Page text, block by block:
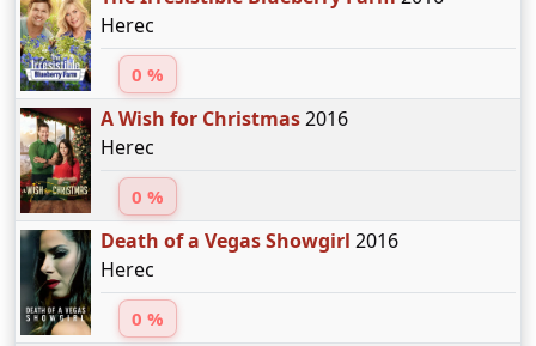
Herec
0 %
A Wish for Christmas2016
Herec
0 %
Death of a Vegas Showgirl 2016
Herec
0 %